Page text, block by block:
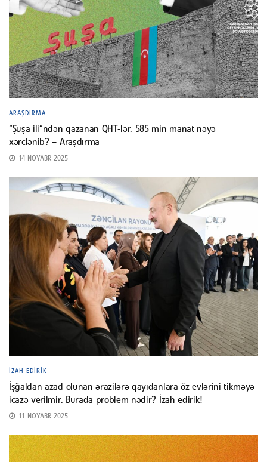
ARAŞDIRMA
“Şuşa ili”ndən qazanan QHT-lər. 585 min manat nəyə
xərclənib? – Araşdırma
14 NOYABR 2025
İZAH EDIRIK
İşğaldan azad olunan ərazilərə qayıdanlara öz evlərini tikməyə
icazə verilmir. Burada problem nədir? İzah edirik!
11 NOYABR 2025